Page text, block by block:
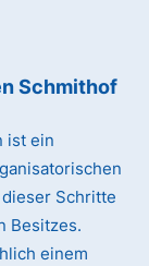
Schmithof
ist ein
Schritte
Besitzes.
einem